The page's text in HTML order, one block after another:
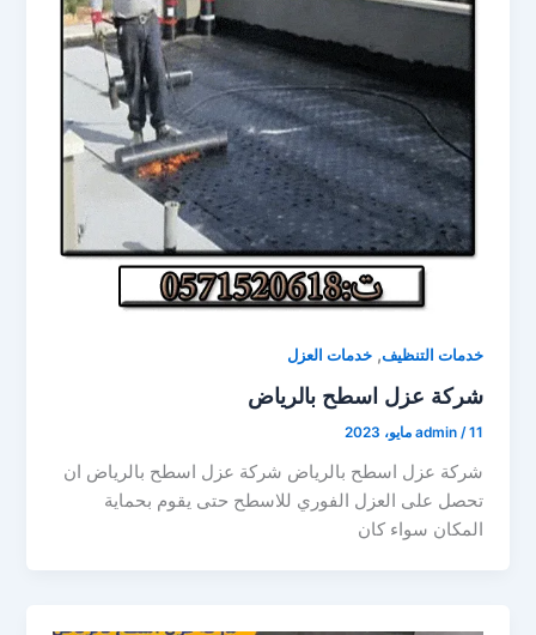
خدمات التنظيف,خدمات العزل
شركة عزل اسطح بالرياض
admin /11 مايو، 2023
شركة عزل اسطح بالرياض شركة عزل اسطح بالرياض ان
تحصل على العزل الفوري للاسطح حتى يقوم بحماية
المكان سواء كان